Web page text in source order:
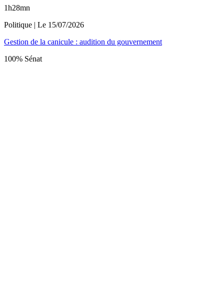
1h28mn
Politique | Le 15/07/2026
Gestion de la canicule : audition du gouvernement
100% Sénat